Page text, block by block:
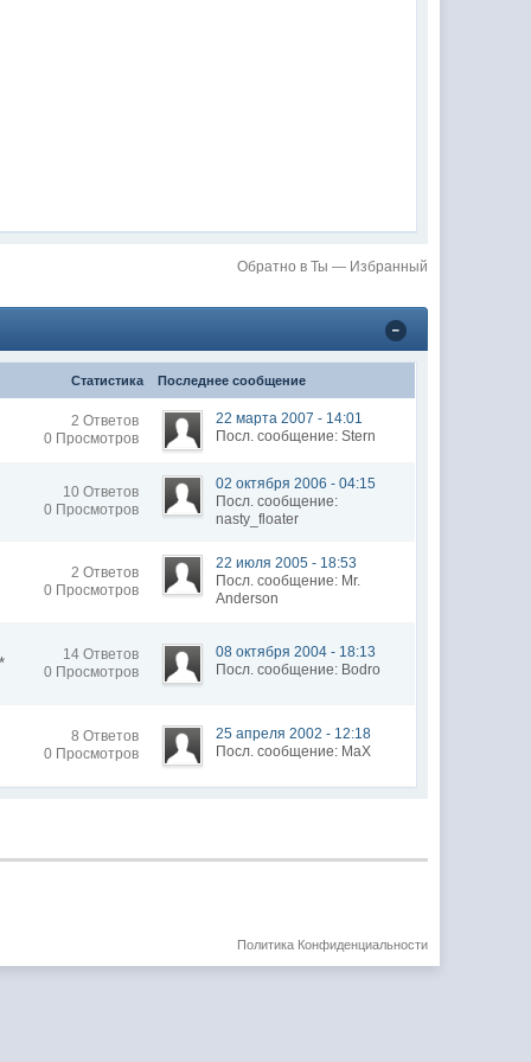
Обратно в Ты — Избранный
Статистика Последнее сообщение
2 Ответов
0 Просмотров
22 марта 2007 - 14:01
Посл. сообщение: Stern
10 Ответов
0 Просмотров
02 октября 2006 - 04:15
Посл. сообщение:
nasty_floater
2 Ответов
0 Просмотров
22 июля 2005 - 18:53
Посл. сообщение: Mr.
Anderson
14 Ответов
0 Просмотров
08 октября 2004 - 18:13
Посл. сообщение: Bodro
8 Ответов
0 Просмотров
25 апреля 2002 - 12:18
Посл. сообщение: MaX
Политика Конфиденциальности